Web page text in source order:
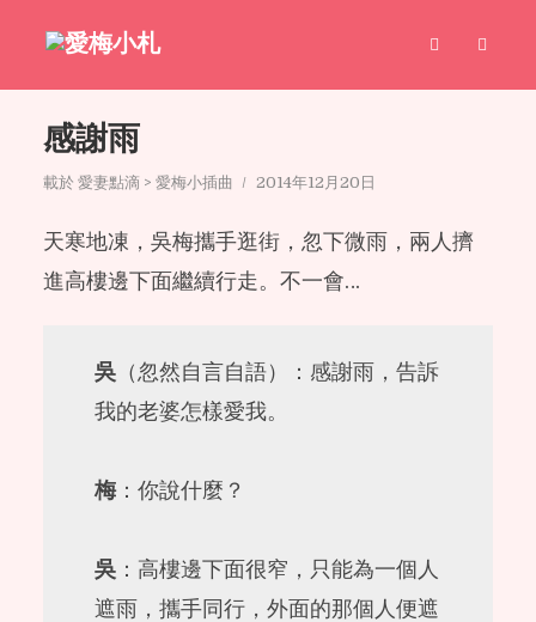
感謝雨
載於 愛妻點滴 > 愛梅小插曲 2014年12月20日
天寒地凍，吳梅攜手逛街，忽下微雨，兩人擠
進高樓邊下面繼續行走。不一會…
吳（忽然自言自語）：感謝雨，告訴
我的老婆怎樣愛我。
梅：你說什麼？
吳：高樓邊下面很窄，只能為一個人
遮雨，攜手同行，外面的那個人便遮